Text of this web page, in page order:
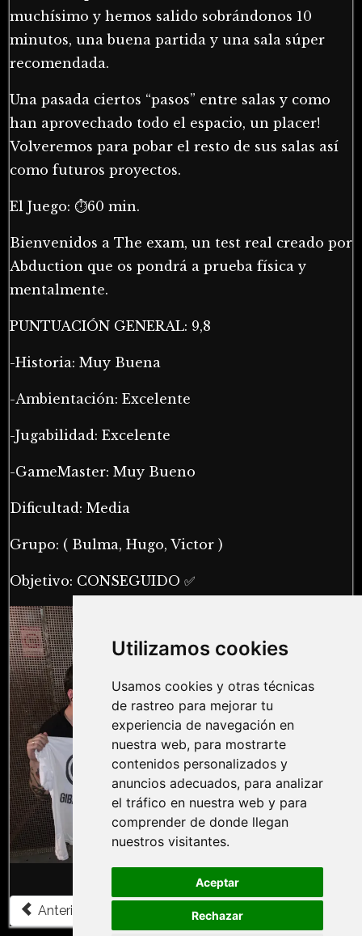
Utilizamos cookies
Usamos cookies y otras técnicas
de rastreo para mejorar tu
experiencia de navegación en
nuestra web, para mostrarte
contenidos personalizados y
anuncios adecuados, para analizar
el tráfico en nuestra web y para
comprender de donde llegan
nuestros visitantes.
Aceptar
Rechazar
muchísimo y hemos salido sobrándonos 10
minutos, una buena partida y una sala súper
recomendada.
Una pasada ciertos “pasos” entre salas y como
han aprovechado todo el espacio, un placer!
Volveremos para pobar el resto de sus salas así
como futuros proyectos.⠀⠀⠀
El Juego: ⏱60 min.
Bienvenidos a The exam, un test real creado por
Abduction que os pondrá a prueba física y
mentalmente.
PUNTUACIÓN GENERAL: 9,8
-Historia: Muy Buena
-Ambientación: Excelente
-Jugabilidad: Excelente
-GameMaster: Muy Bueno
Dificultad: Media
Grupo: ( Bulma, Hugo, Victor )
Objetivo: CONSEGUIDO ✅
Artículo anterior: ▷ Opinión Fear | ZOMBIE OUTBREAK
Anterior Artículo siguiente: ▷ Opinión Openmind |